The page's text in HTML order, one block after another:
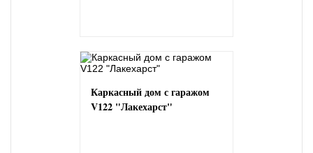
Каркасный дом с гаражом
V122 "Лакехарст"